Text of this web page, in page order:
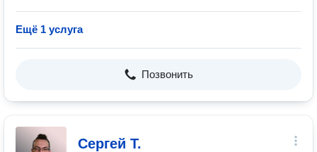
Ещё 1 услуга
Позвонить
Сергей Т.